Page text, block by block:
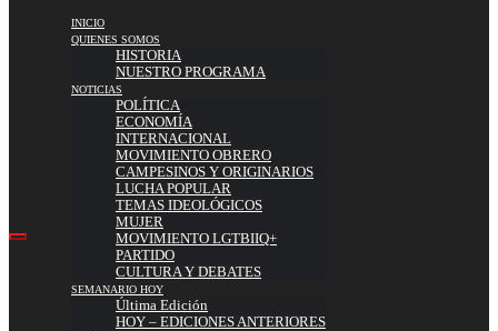
INICIO
QUIENES SOMOS
HISTORIA
NUESTRO PROGRAMA
NOTICIAS
POLÍTICA
ECONOMÍA
INTERNACIONAL
MOVIMIENTO OBRERO
CAMPESINOS Y ORIGINARIOS
LUCHA POPULAR
TEMAS IDEOLÓGICOS
MUJER
MOVIMIENTO LGTBIIQ+
PARTIDO
CULTURA Y DEBATES
SEMANARIO HOY
Última Edición
HOY – EDICIONES ANTERIORES